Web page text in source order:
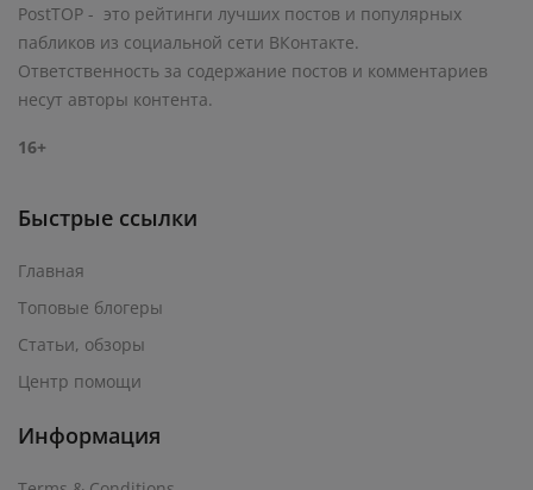
PostTOP - это рейтинги лучших постов и популярных
пабликов из социальной сети ВКонтакте.
Ответственность за содержание постов и комментариев
несут авторы контента.
16+
Быстрые ссылки
Главная
Топовые блогеры
Статьи, обзоры
Центр помощи
Информация